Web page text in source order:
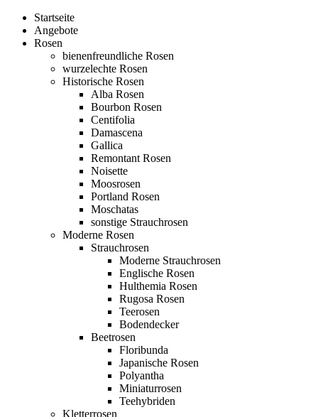
Startseite
Angebote
Rosen
bienenfreundliche Rosen
wurzelechte Rosen
Historische Rosen
Alba Rosen
Bourbon Rosen
Centifolia
Damascena
Gallica
Remontant Rosen
Noisette
Moosrosen
Portland Rosen
Moschatas
sonstige Strauchrosen
Moderne Rosen
Strauchrosen
Moderne Strauchrosen
Englische Rosen
Hulthemia Rosen
Rugosa Rosen
Teerosen
Bodendecker
Beetrosen
Floribunda
Japanische Rosen
Polyantha
Miniaturrosen
Teehybriden
Kletterrosen